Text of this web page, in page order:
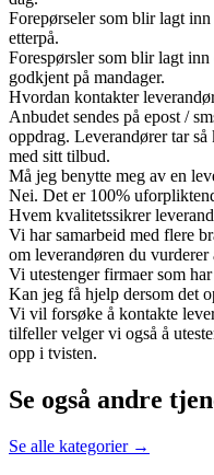
Forepørseler som blir lagt
etterpå.
Forespørsler som blir lagt
godkjent på mandager.
Hvordan kontakter
Anbudet sendes på epost /
oppdrag. Leverandører tar
med sitt tilbud.
Må jeg benytte meg av en
Nei. Det er 100%
Hvem kvalitetssikrer
Vi har samarbeid med flere
om leverandøren du
Vi utestenger firmaer som
Kan jeg få hjelp dersom det
Vi vil forsøke å kontakte
tilfeller velger vi også å
opp i tvisten.
Se også andre
Se alle kategorier →